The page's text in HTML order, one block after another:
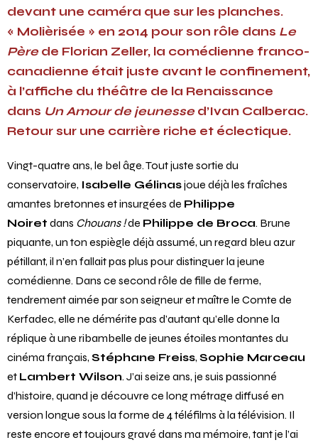
devant une caméra que sur les planches.
« Molièrisée » en 2014 pour son rôle dans Le
Pèrede Florian Zeller, la comédienne franco-
canadienne était juste avant le confinement,
à l’affiche du théâtre de la Renaissance
dans Un Amour de jeunessed’Ivan Calberac.
Retour sur une carrière riche et éclectique.
Vingt-quatre ans, le bel âge. Tout juste sortie du
conservatoire, Isabelle Gélinasjoue déjà les fraîches
amantes bretonnes et insurgées de Philippe
Noiret dans Chouans !de Philippe de Broca. Brune
piquante, un ton espiègle déjà assumé, un regard bleu azur
pétillant, il n’en fallait pas plus pour distinguer la jeune
comédienne. Dans ce second rôle de fille de ferme,
tendrement aimée par son seigneur et maître le Comte de
Kerfadec, elle ne démérite pas d’autant qu’elle donne la
réplique à une ribambelle de jeunes étoiles montantes du
cinéma français, Stéphane Freiss, Sophie Marceau
et Lambert Wilson. J’ai seize ans, je suis passionné
d’histoire, quand je découvre ce long métrage diffusé en
version longue sous la forme de 4 téléfilms à la télévision. Il
reste encore et toujours gravé dans ma mémoire, tant je l’ai